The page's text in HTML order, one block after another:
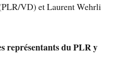
VD) et Laurent Wehrli
représentants du PLR y